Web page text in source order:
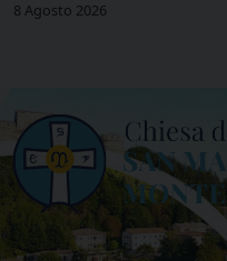
Skip8 Agosto 2026